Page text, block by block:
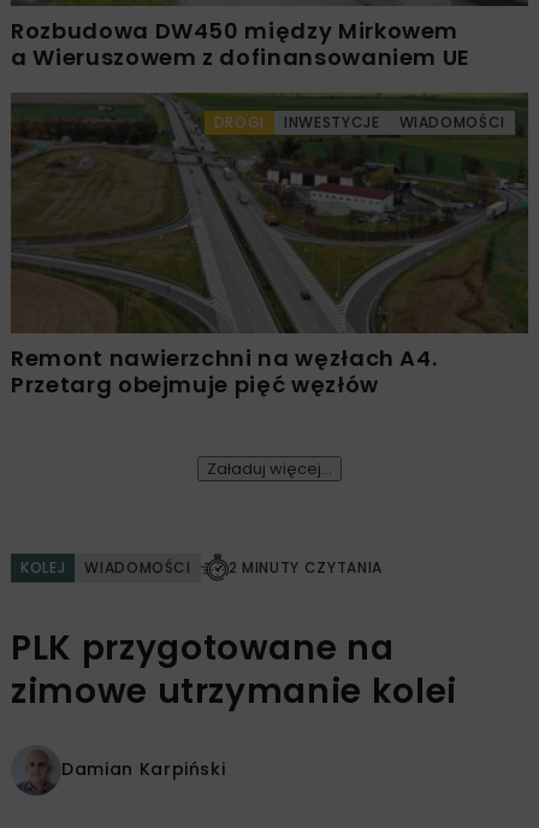
Rozbudowa DW450 między Mirkowem
a Wieruszowem z dofinansowaniem UE
DROGI INWESTYCJE WIADOMOŚCI
Remont nawierzchni na węzłach A4.
Przetarg obejmuje pięć węzłów
Załaduj więcej...
KOLEJ WIADOMOŚCI 2 MINUTY CZYTANIA
PLK przygotowane na
zimowe utrzymanie kolei
Damian Karpiński